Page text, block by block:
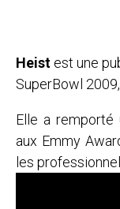
Heistest une
SuperBowl
Elle a
aux Emmy
les